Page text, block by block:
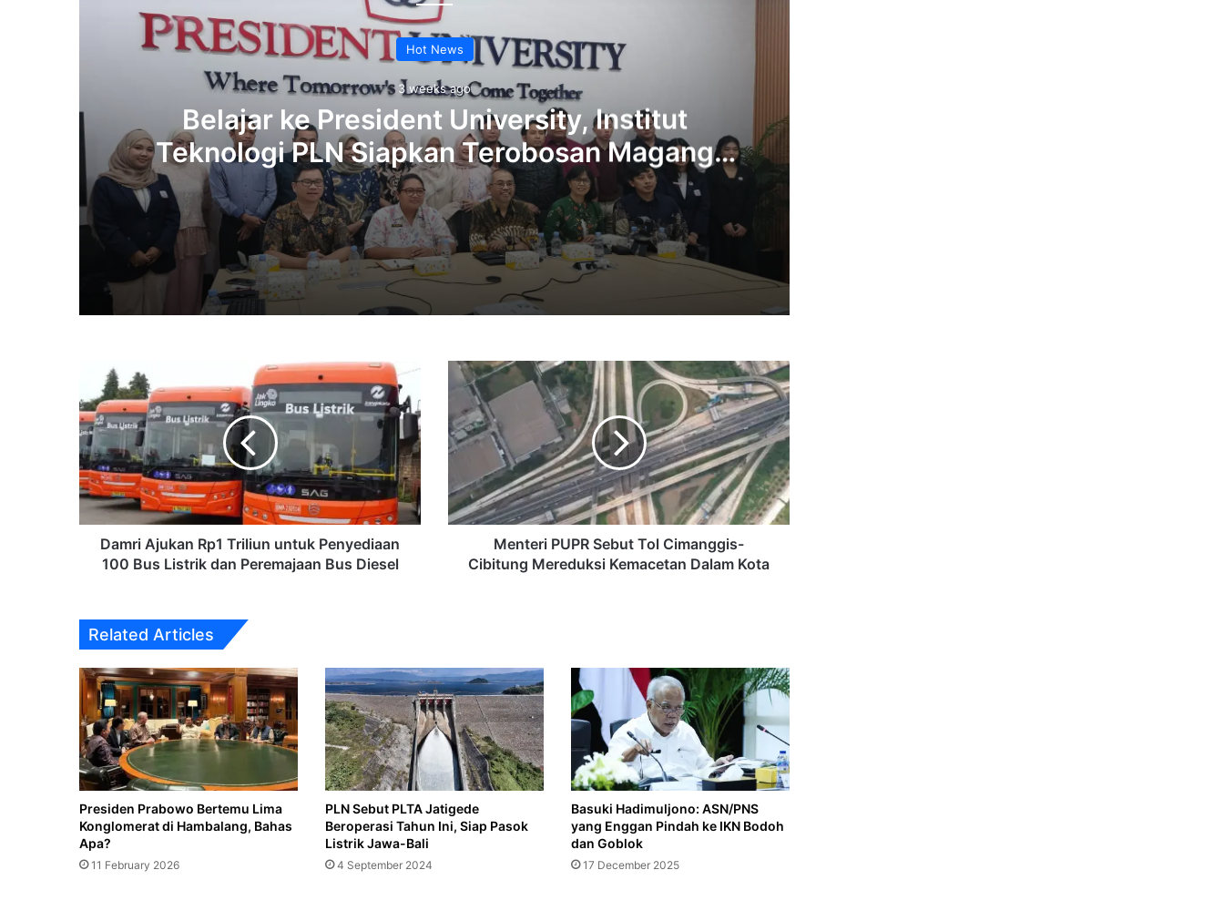
Hot News
3 weeks ago
Belajar ke President University, Institut
Teknologi PLN Siapkan Terobosan Magang
hingga Resume Builder
3 weeks ago
Belajar ke President University, Institut Teknologi PLN Siapkan Terobosan Magang hingga Resume Builder
Sengketa Tanah di Mangga Dua Selatan, A. Christina Gugat PT Sarana Steel Atas Dugaan Penyerobotan Lahan
29 April 2026
SMF dan KTI Foundation Gelar Pelatihan Membatik, Gandeng 40 Perempuan Disabilitas di Karawang
27 April 2026
‎Pemerintah Siap Rekrut 30.000 Manajer untuk Koperasi Desa Merah Putih, Zulhas: yang Lolos Jadi Pegawai BUMN‎‎
9 April 2026
Kejar Target Perekaman KTP-el, Dukcapil DKI Tambah Jam Layanan Lewat Program Jumat Petang
Damri
Ajukan
Rp1
Triliun
untuk
Penyediaan
100
Bus
Listrik
Peremajaan
Damri Ajukan Rp1 Triliun untuk Penyediaan
100 Bus Listrik dan Peremajaan Bus Diesel
Menteri
PUPR
Sebut
Tol
Cimanggis-
Mereduksi
Kemacetan
Dalam
Menteri PUPR Sebut Tol Cimanggis-
Cibitung Mereduksi Kemacetan Dalam Kota
Related Articles
‎Presiden Prabowo Bertemu Lima
Konglomerat di Hambalang, Bahas
Apa?‎‎
11 February 2026
PLN Sebut PLTA Jatigede
Beroperasi Tahun Ini, Siap Pasok
Listrik Jawa-Bali
4 September 2024
Basuki Hadimuljono: ASN/PNS
yang Enggan Pindah ke IKN Bodoh
dan Goblok
17 December 2025